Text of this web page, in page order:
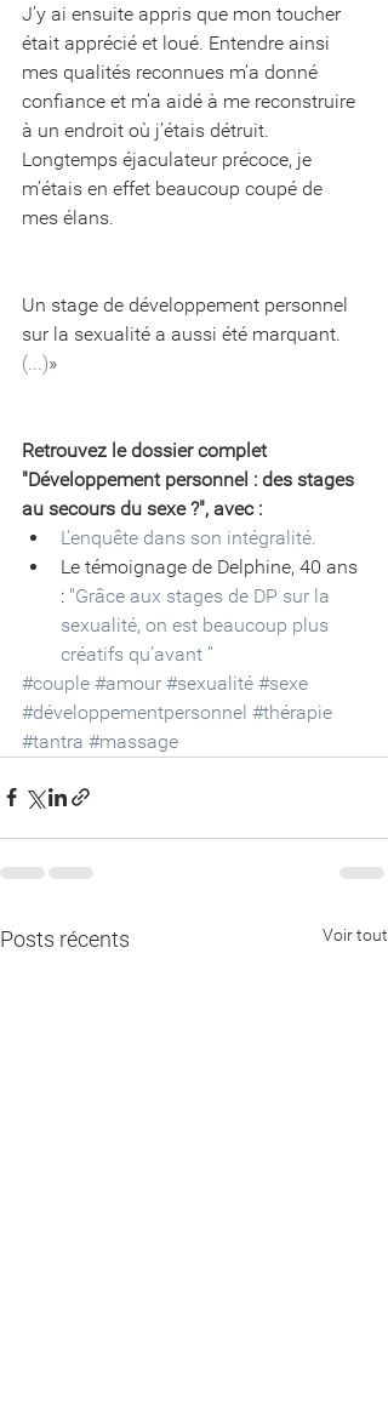
J’y ai ensuite appris que mon toucher
était apprécié et loué. Entendre ainsi
mes qualités reconnues m’a donné
confiance et m’a aidé à me reconstruire
à un endroit où j’étais détruit.
Longtemps éjaculateur précoce, je
m’étais en effet beaucoup coupé de
mes élans.
Un stage de développement personnel
sur la sexualité a aussi été marquant.
(...)»
Retrouvez le dossier complet
"Développement personnel : des stages
au secours du sexe ?", avec :
L'enquête dans son intégralité.
Le témoignage de Delphine, 40 ans
: "Grâce aux stages de DP sur la
sexualité, on est beaucoup plus
créatifs qu’avant ”
#couple #amour #sexualité #sexe
#développementpersonnel #thérapie
#tantra #massage
Posts récents Voir tout